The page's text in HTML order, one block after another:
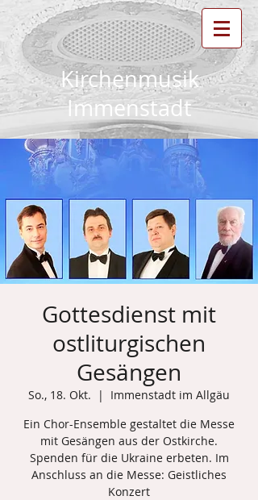
Kirchenmusik
Immenstadt
Gottesdienst mit
ostliturgischen
Gesängen
So., 18. Okt.
  |
Immenstadt im Allgäu
Ein Chor-Ensemble gestaltet die Messe
mit Gesängen aus der Ostkirche.
Spenden für die Ukraine erbeten. Im
Anschluss an die Messe: Geistliches
Konzert